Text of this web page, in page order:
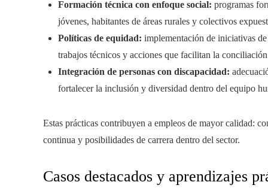
Formación técnica con enfoque social: programas
jóvenes, habitantes de áreas rurales y colectivos
Políticas de equidad: implementación de iniciativas
trabajos técnicos y acciones que facilitan la
Integración de personas con discapacidad:
fortalecer la inclusión y diversidad dentro del equipo
Estas prácticas contribuyen a empleos de mayor calidad:
continua y posibilidades de carrera dentro del sector.
Casos destacados y aprendizajes